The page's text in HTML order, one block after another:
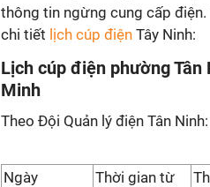
thông tin ngừng cung cấp điện.
chi tiết lịch cúp điện Tây Ninh:
Lịch cúp điện phường Tân
Minh
Theo Đội Quản lý điện Tân Ninh:
Ngày Thời gian từ